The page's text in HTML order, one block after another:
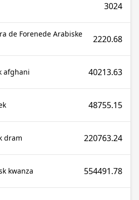
3024
de Forenede Arabiske
2220.68
afghani 40213.63
48755.15
dram 220763.24
kwanza 554491.78